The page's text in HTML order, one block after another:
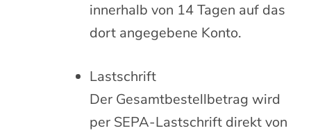
innerhalb von 14 Tagen auf das
dort angegebene Konto.
Lastschrift
Der Gesamtbestellbetrag wird
per SEPA-Lastschrift direkt von